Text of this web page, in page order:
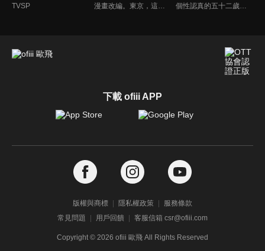
TVSP 漫畫改編。東京，這裡潛伏著混在人群中並捕獵人類的怪物『喰種』。大學生金木研因受喰種攻擊，醫生為了拯救他而使用了喰種的器官，也是悲劇的開始…。 個性認真的五十二歲公務員．屯田林憲三郎因為交通意外而死去。……原以為如此。但當他醒來時，竟發現自己轉生來到女兒沉迷的女性向遊戲「魔法學園愛&魔獸」的世界！！他轉生成為妨礙遊戲主角安娜．多爾戀情的壞人大小姐格蕾絲．奧弗涅。格蕾絲=憲三郎本來打算像原本的格蕾絲一樣展現出身為壞人大小姐應有的風範。然而，他基於自身的經驗投向安娜的為人父母發言，加上將庶民的言行自動轉換為優雅舉止的【優雅變換】，卻使旁人對他的評價大幅上升！而且他甚至還在不經意的情況下跟遊戲攻略對象的帥哥們瘋狂立flag！？在異世界求生所需的武器是劍！？魔法！？不對，是透過社會經歷培養出的大叔技能！！由中年大叔×異世界轉生×壞人大小姐的組合為您帶來的溫馨喜劇，隆重開幕！
下載 ofiii APP
版權與商標 隱私權政策
服務條款
常見問題
用戶回饋 客服信箱 csr@ofiii.com
Copyright © 2026 ofiii 歐飛 All Rights Reserved